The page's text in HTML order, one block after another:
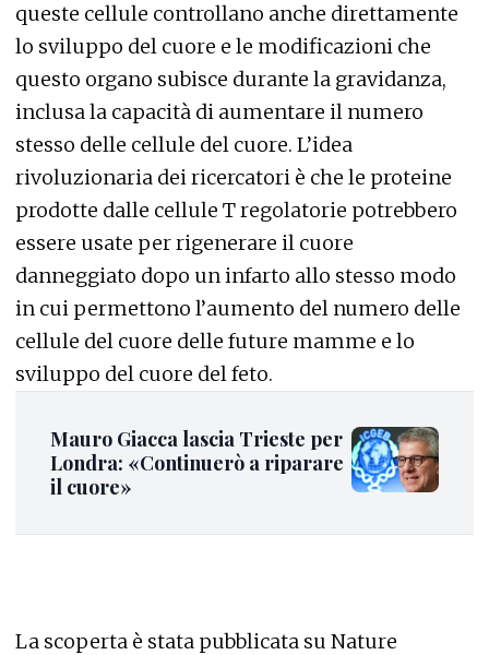
queste cellule controllano anche direttamente
lo sviluppo del cuore e le modificazioni che
questo organo subisce durante la gravidanza,
inclusa la capacità di aumentare il numero
stesso delle cellule del cuore. L’idea
rivoluzionaria dei ricercatori è che le proteine
prodotte dalle cellule T regolatorie potrebbero
essere usate per rigenerare il cuore
danneggiato dopo un infarto allo stesso modo
in cui permettono l’aumento del numero delle
cellule del cuore delle future mamme e lo
sviluppo del cuore del feto.
Mauro Giacca lascia Trieste per
Londra: «Continuerò a riparare
il cuore»
La scoperta è stata pubblicata su Nature